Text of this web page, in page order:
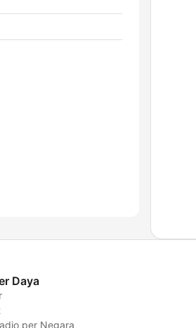
Daya
per Negara